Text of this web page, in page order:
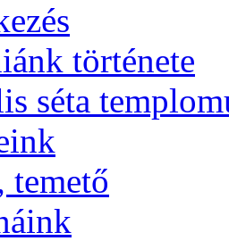
története
séta
temető